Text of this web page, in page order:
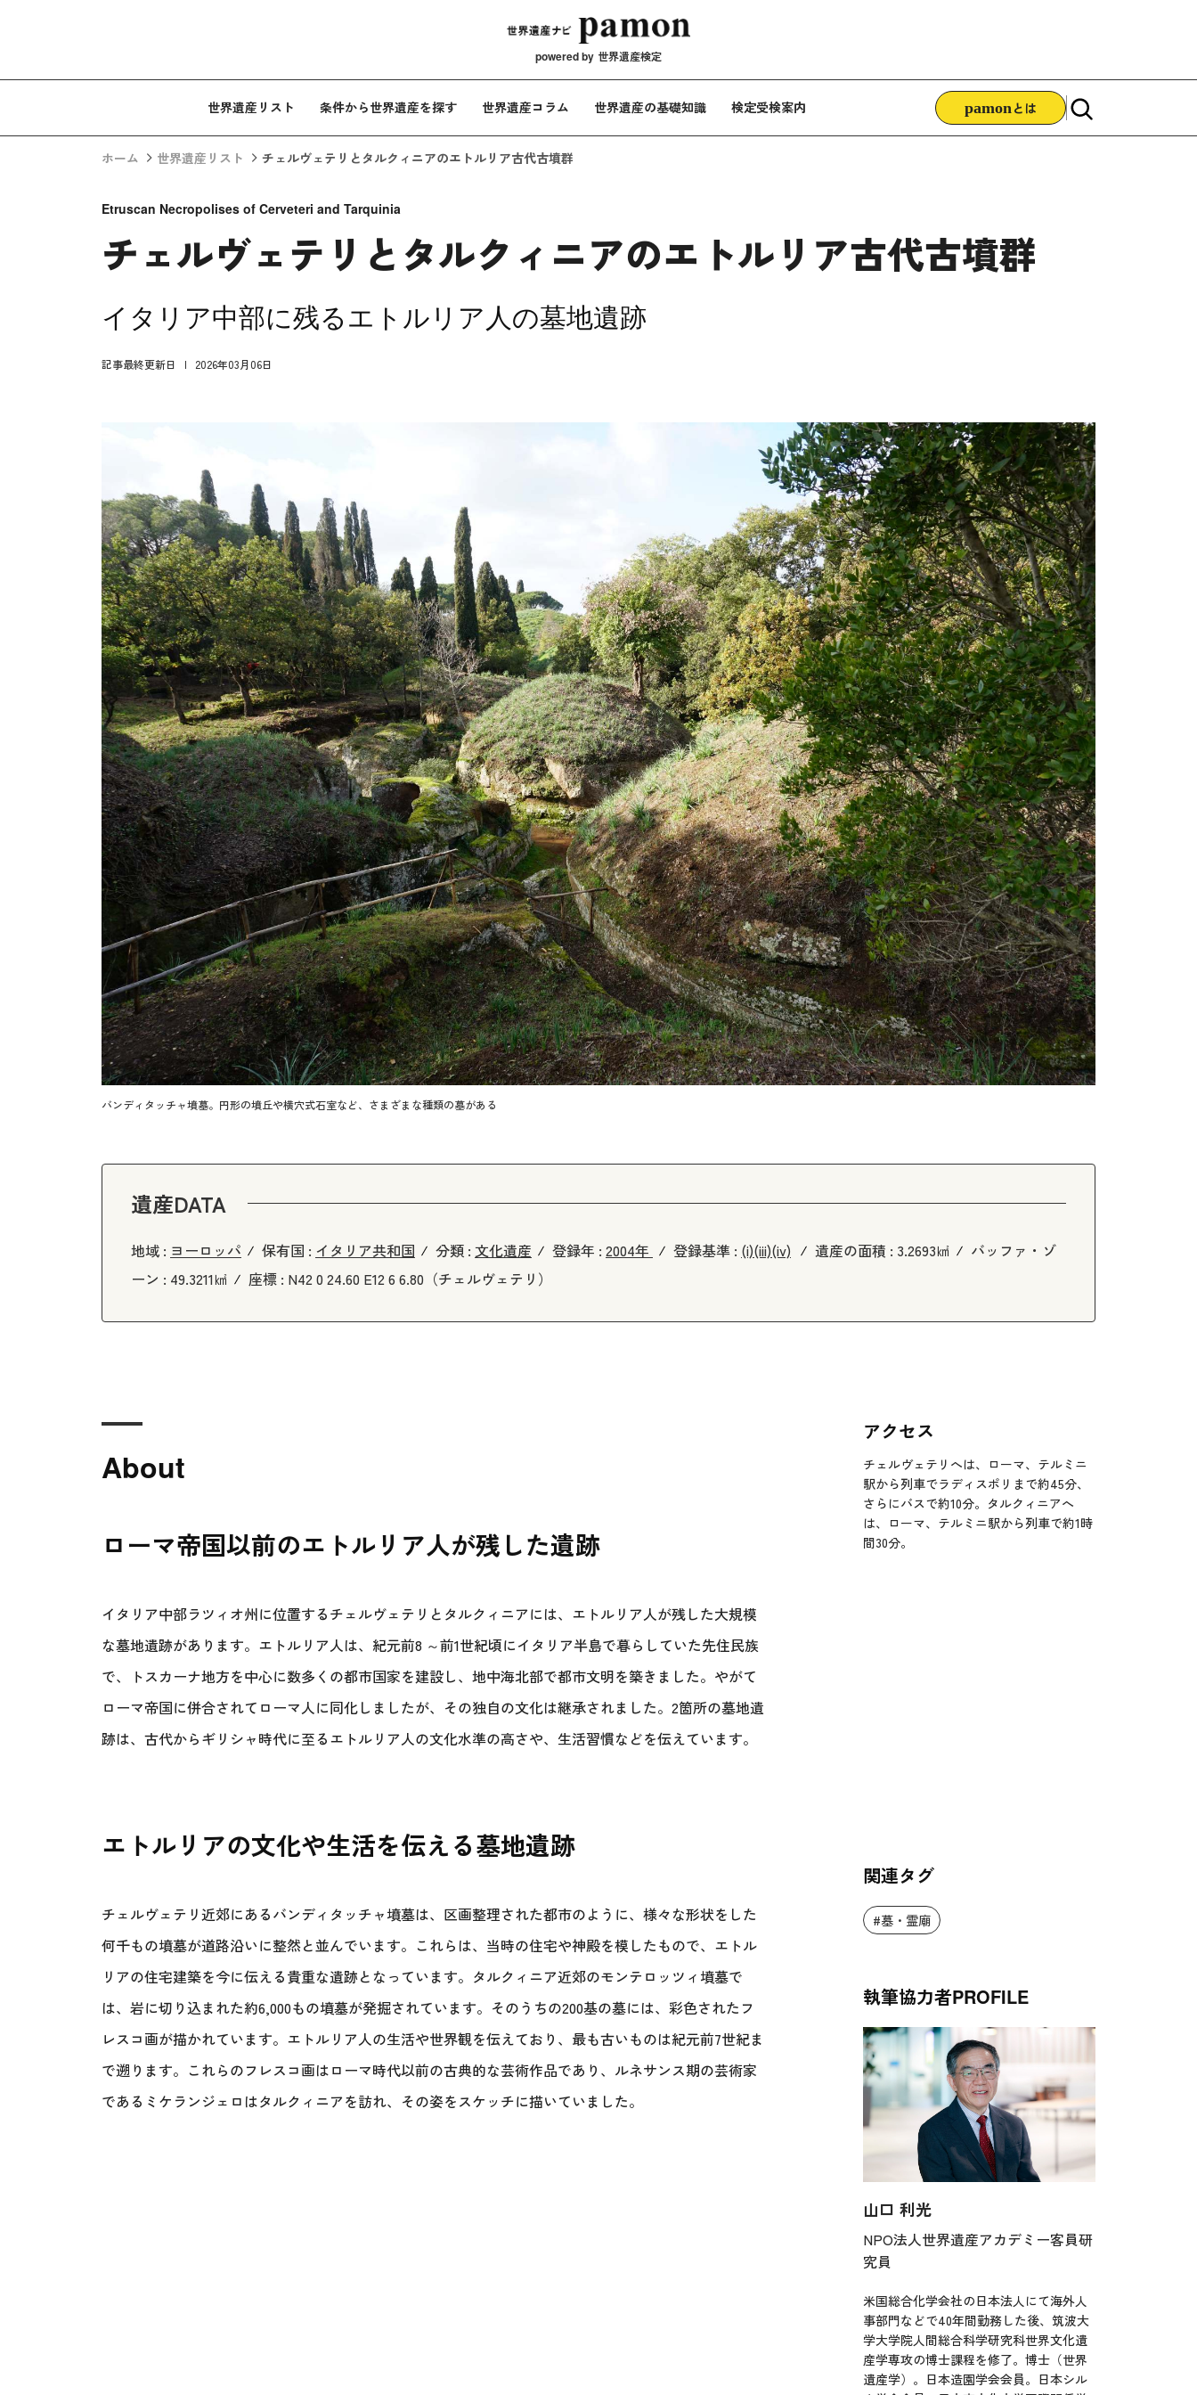
メインナビゲーション
powered by 世界遺産検定
世界遺産リスト 条件から世界遺産を探す 世界遺産コラム 世界遺産の基礎知識 検定受検案内 pamon とは
ホーム 世界遺産リスト チェルヴェテリとタルクィニアのエトルリア古代古墳群
Etruscan Necropolises of Cerveteri and Tarquinia
チェルヴェテリとタルクィニアのエトルリア古代古墳群
イタリア中部に残るエトルリア人の墓地遺跡
記事最終更新日 2026年03月06日
バンディタッチャ墳墓。円形の墳丘や横穴式石室など、さまざまな種類の墓がある
遺産DATA
地域 : ヨーロッパ 保有国 : イタリア共和国 分類 : 文化遺産 登録年 : 2004年 登録基準 : (i)(iii)(iv) 遺産の面積 : 3.2693㎢
バッファ・ゾ
ーン : 49.3211㎢ 座標 : N42 0 24.60 E12 6 6.80（チェルヴェテリ）
About
ローマ帝国以前のエトルリア人が残した遺跡
イタリア中部ラツィオ州に位置するチェルヴェテリとタルクィニアには、エトルリア人が残した大規模
な墓地遺跡があります。エトルリア人は、紀元前8 ～前1世紀頃にイタリア半島で暮らしていた先住民族
で、トスカーナ地方を中心に数多くの都市国家を建設し、地中海北部で都市文明を築きました。やがて
ローマ帝国に併合されてローマ人に同化しましたが、その独自の文化は継承されました。2箇所の墓地遺
跡は、古代からギリシャ時代に至るエトルリア人の文化水準の高さや、生活習慣などを伝えています。
エトルリアの文化や生活を伝える墓地遺跡
チェルヴェテリ近郊にあるバンディタッチャ墳墓は、区画整理された都市のように、様々な形状をした
何千もの墳墓が道路沿いに整然と並んでいます。これらは、当時の住宅や神殿を模したもので、エトル
リアの住宅建築を今に伝える貴重な遺跡となっています。タルクィニア近郊のモンテロッツィ墳墓で
は、岩に切り込まれた約6,000もの墳墓が発掘されています。そのうちの200基の墓には、彩色されたフ
レスコ画が描かれています。エトルリア人の生活や世界観を伝えており、最も古いものは紀元前7世紀ま
で遡ります。これらのフレスコ画はローマ時代以前の古典的な芸術作品であり、ルネサンス期の芸術家
であるミケランジェロはタルクィニアを訪れ、その姿をスケッチに描いていました。
アクセス
チェルヴェテリへは、ローマ、テルミニ
駅から列車でラディスポリまで約45分、
さらにバスで約10分。タルクィニアへ
は、ローマ、テルミニ駅から列車で約1時
間30分。
関連タグ
#墓・霊廟
執筆協力者PROFILE
山口 利光
NPO法人世界遺産アカデミー客員研
究員
米国総合化学会社の日本法人にて海外人
事部門などで40年間勤務した後、筑波大
学大学院人間総合科学研究科世界文化遺
産学専攻の博士課程を修了。博士（世界
遺産学）。日本造園学会会員。日本シル